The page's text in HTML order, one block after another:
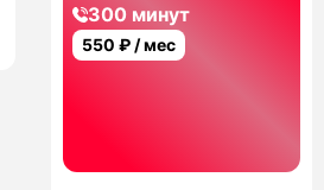
300 минут
550 ₽ / мес